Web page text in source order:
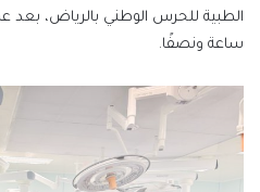
ساعة ونصفًا.